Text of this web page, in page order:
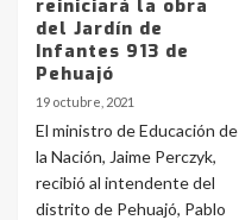
reiniciará la obra
del Jardín de
Infantes 913 de
Pehuajó
19 octubre, 2021
El ministro de Educación de
la Nación, Jaime Perczyk,
recibió al intendente del
distrito de Pehuajó, Pablo